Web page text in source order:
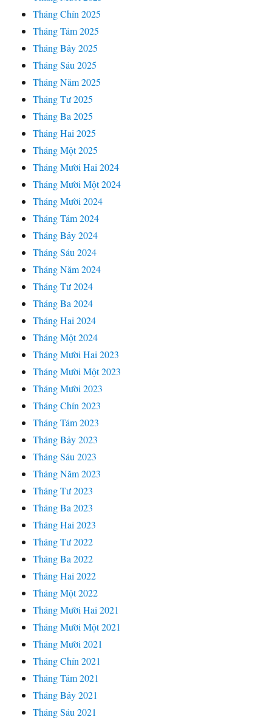
Tháng Chín 2025
Tháng Tám 2025
Tháng Bảy 2025
Tháng Sáu 2025
Tháng Năm 2025
Tháng Tư 2025
Tháng Ba 2025
Tháng Hai 2025
Tháng Một 2025
Tháng Mười Hai 2024
Tháng Mười Một 2024
Tháng Mười 2024
Tháng Tám 2024
Tháng Bảy 2024
Tháng Sáu 2024
Tháng Năm 2024
Tháng Tư 2024
Tháng Ba 2024
Tháng Hai 2024
Tháng Một 2024
Tháng Mười Hai 2023
Tháng Mười Một 2023
Tháng Mười 2023
Tháng Chín 2023
Tháng Tám 2023
Tháng Bảy 2023
Tháng Sáu 2023
Tháng Năm 2023
Tháng Tư 2023
Tháng Ba 2023
Tháng Hai 2023
Tháng Tư 2022
Tháng Ba 2022
Tháng Hai 2022
Tháng Một 2022
Tháng Mười Hai 2021
Tháng Mười Một 2021
Tháng Mười 2021
Tháng Chín 2021
Tháng Tám 2021
Tháng Bảy 2021
Tháng Sáu 2021